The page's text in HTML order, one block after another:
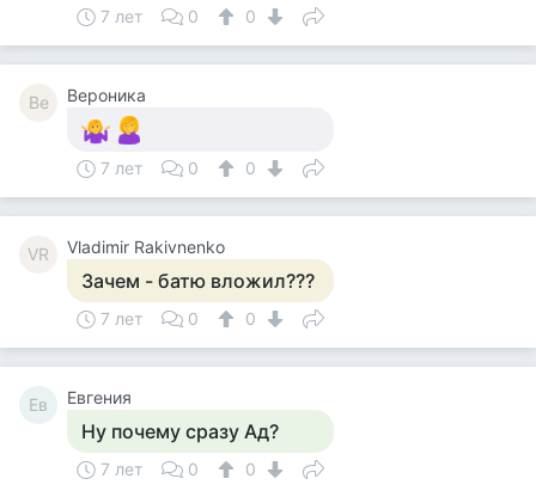
7 лет 0 0
Ве Вероника
7 лет 0 0
VR Vladimir Rakivnenko
Зачем - батю вложил???
7 лет 0 0
Ев Евгения
Ну почему сразу Ад?
7 лет 0 0